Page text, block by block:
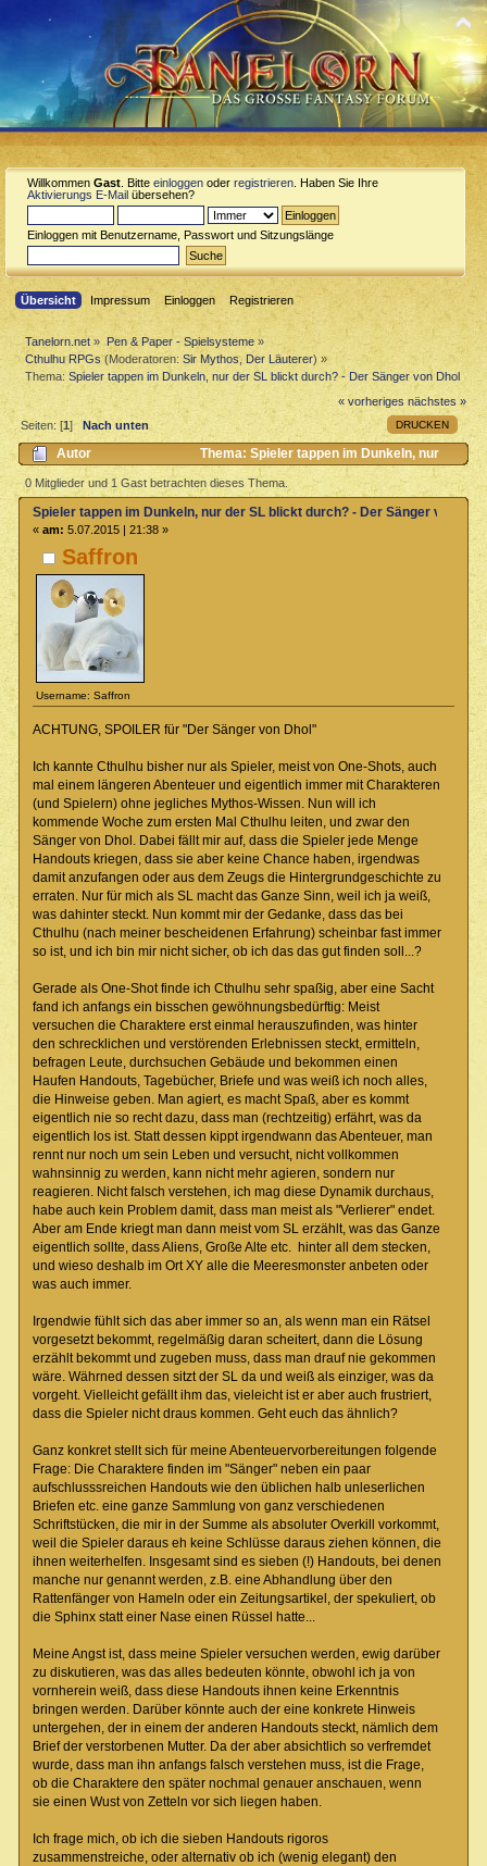
Willkommen Gast . Bitte einloggen oder registrieren . Haben Sie Ihre
Aktivierungs E-Mail übersehen?
Einloggen mit Benutzername, Passwort und Sitzungslänge
Übersicht Impressum Einloggen Registrieren
Tanelorn.net » Pen & Paper - Spielsysteme»
Cthulhu RPGs (Moderatoren:Sir Mythos, Der Läuterer) »
Thema:Spieler tappen im Dunkeln, nur der SL blickt durch? - Der Sänger von Dhol
« vorheriges nächstes »
DRUCKEN
Seiten: [1] Nach unten
Autor
Thema: Spieler tappen im Dunkeln, nur
der SL blickt durch? - Der Sänger von Dhol (Gelesen 6922 mal)
0 Mitglieder und 1 Gast betrachten dieses Thema.
Saffron
Username: Saffron
Spieler tappen im Dunkeln, nur der SL blickt durch? - Der Sänger von Dhol
« am: 5.07.2015 | 21:38 »
ACHTUNG, SPOILER für "Der Sänger von Dhol"
Ich kannte Cthulhu bisher nur als Spieler, meist von One-Shots, auch
mal einem längeren Abenteuer und eigentlich immer mit Charakteren
(und Spielern) ohne jegliches Mythos-Wissen. Nun will ich
kommende Woche zum ersten Mal Cthulhu leiten, und zwar den
Sänger von Dhol. Dabei fällt mir auf, dass die Spieler jede Menge
Handouts kriegen, dass sie aber keine Chance haben, irgendwas
damit anzufangen oder aus dem Zeugs die Hintergrundgeschichte zu
erraten. Nur für mich als SL macht das Ganze Sinn, weil ich ja weiß,
was dahinter steckt. Nun kommt mir der Gedanke, dass das bei
Cthulhu (nach meiner bescheidenen Erfahrung) scheinbar fast immer
so ist, und ich bin mir nicht sicher, ob ich das das gut finden soll...?
Gerade als One-Shot finde ich Cthulhu sehr spaßig, aber eine Sacht
fand ich anfangs ein bisschen gewöhnungsbedürftig: Meist
versuchen die Charaktere erst einmal herauszufinden, was hinter
den schrecklichen und verstörenden Erlebnissen steckt, ermitteln,
befragen Leute, durchsuchen Gebäude und bekommen einen
Haufen Handouts, Tagebücher, Briefe und was weiß ich noch alles,
die Hinweise geben. Man agiert, es macht Spaß, aber es kommt
eigentlich nie so recht dazu, dass man (rechtzeitig) erfährt, was da
eigentlich los ist. Statt dessen kippt irgendwann das Abenteuer, man
rennt nur noch um sein Leben und versucht, nicht vollkommen
wahnsinnig zu werden, kann nicht mehr agieren, sondern nur
reagieren. Nicht falsch verstehen, ich mag diese Dynamik durchaus,
habe auch kein Problem damit, dass man meist als "Verlierer" endet.
Aber am Ende kriegt man dann meist vom SL erzählt, was das Ganze
eigentlich sollte, dass Aliens, Große Alte etc. hinter all dem stecken,
und wieso deshalb im Ort XY alle die Meeresmonster anbeten oder
was auch immer.
Irgendwie fühlt sich das aber immer so an, als wenn man ein Rätsel
vorgesetzt bekommt, regelmäßig daran scheitert, dann die Lösung
erzählt bekommt und zugeben muss, dass man drauf nie gekommen
wäre. Währned dessen sitzt der SL da und weiß als einziger, was da
vorgeht. Vielleicht gefällt ihm das, vieleicht ist er aber auch frustriert,
dass die Spieler nicht draus kommen. Geht euch das ähnlich?
Ganz konkret stellt sich für meine Abenteuervorbereitungen folgende
Frage: Die Charaktere finden im "Sänger" neben ein paar
aufschlusssreichen Handouts wie den üblichen halb unleserlichen
Briefen etc. eine ganze Sammlung von ganz verschiedenen
Schriftstücken, die mir in der Summe als absoluter Overkill vorkommt,
weil die Spieler daraus eh keine Schlüsse daraus ziehen können, die
ihnen weiterhelfen. Insgesamt sind es sieben (!) Handouts, bei denen
manche nur genannt werden, z.B. eine Abhandlung über den
Rattenfänger von Hameln oder ein Zeitungsartikel, der spekuliert, ob
die Sphinx statt einer Nase einen Rüssel hatte...
Meine Angst ist, dass meine Spieler versuchen werden, ewig darüber
zu diskutieren, was das alles bedeuten könnte, obwohl ich ja von
vornherein weiß, dass diese Handouts ihnen keine Erkenntnis
bringen werden. Darüber könnte auch der eine konkrete Hinweis
untergehen, der in einem der anderen Handouts steckt, nämlich dem
Brief der verstorbenen Mutter. Da der aber absichtlich so verfremdet
wurde, dass man ihn anfangs falsch verstehen muss, ist die Frage,
ob die Charaktere den später nochmal genauer anschauen, wenn
sie einen Wust von Zetteln vor sich liegen haben.
Ich frage mich, ob ich die sieben Handouts rigoros
zusammenstreiche, oder alternativ ob ich (wenig elegant) den